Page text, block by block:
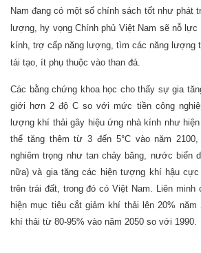
Nam đang có một số chính sách tốt như phát
lượng, hy vọng Chính phủ Việt Nam sẽ nỗ lực
kính, trợ cấp năng lượng, tìm các năng lượng
tái tạo, ít phụ thuộc vào than đá.
Các bằng chứng khoa học cho thấy sự gia
giới hơn 2 độ C so với mức tiền công
lượng khí thải gây hiệu ứng nhà kính như
thể tăng thêm từ 3 đến 5°C vào năm
nghiêm trọng như tan chảy băng, nước biển
nữa) và gia tăng các hiện tượng khí hậu
trên trái đất, trong đó có Việt Nam. Liên minh
hiện mục tiêu cắt giảm khí thải lên 20% năm
khí thải từ 80-95% vào năm 2050 so với 1990.